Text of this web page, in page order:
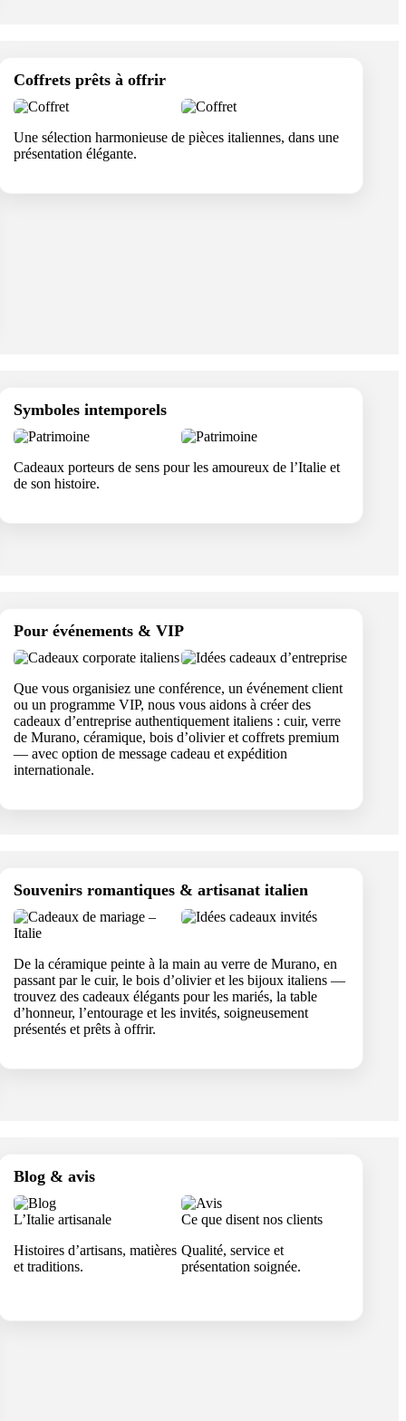
Coffrets prêts à offrir
Une sélection harmonieuse de pièces italiennes, dans une
présentation élégante.
Symboles intemporels
Cadeaux porteurs de sens pour les amoureux de l’Italie et
de son histoire.
Pour événements & VIP
Que vous organisiez une conférence, un événement client
ou un programme VIP, nous vous aidons à créer des
cadeaux d’entreprise authentiquement italiens : cuir, verre
de Murano, céramique, bois d’olivier et coffrets premium
— avec option de message cadeau et expédition
internationale.
Souvenirs romantiques & artisanat italien
De la céramique peinte à la main au verre de Murano, en
passant par le cuir, le bois d’olivier et les bijoux italiens —
trouvez des cadeaux élégants pour les mariés, la table
d’honneur, l’entourage et les invités, soigneusement
présentés et prêts à offrir.
Blog & avis
L’Italie artisanale
Histoires d’artisans, matières
et traditions.
Ce que disent nos clients
Qualité, service et
présentation soignée.